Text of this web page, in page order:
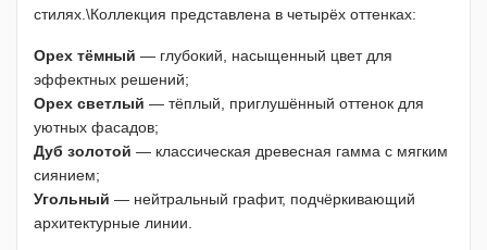
стилях.\Коллекция представлена в четырёх оттенках:
Орех тёмный — глубокий, насыщенный цвет для
эффектных решений;
Орех светлый — тёплый, приглушённый оттенок для
уютных фасадов;
Дуб золотой — классическая древесная гамма с мягким
сиянием;
Угольный — нейтральный графит, подчёркивающий
архитектурные линии.